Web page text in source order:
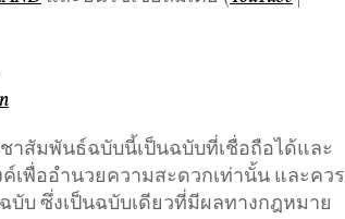
าสัมพันธ์ฉบับนี้เป็นฉบับที่เชื่อถือได้และ
เพื่ออำนวยความสะดวกเท่านั้น และควร
บับ ซึ่งเป็นฉบับเดียวที่มีผลทางกฎหมาย